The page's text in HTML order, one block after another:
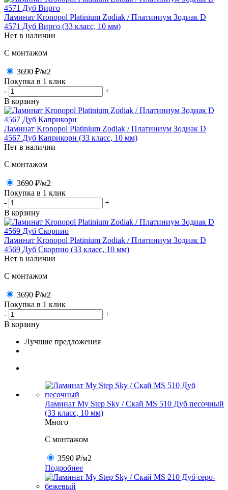
Ламинат Kronopol Platinium Zodiak / Платиниум Зодиак D
4571 Дуб Вирго (33 класс, 10 мм)
Нет в наличии
C монтажом
3690 ₽/м2
Покупка в 1 клик
-
+
В корзину
Ламинат Kronopol Platinium Zodiak / Платиниум Зодиак D
4567 Дуб Каприкорн (33 класс, 10 мм)
Нет в наличии
C монтажом
3690 ₽/м2
Покупка в 1 клик
-
+
В корзину
Ламинат Kronopol Platinium Zodiak / Платиниум Зодиак D
4569 Дуб Скорпио (33 класс, 10 мм)
Нет в наличии
C монтажом
3690 ₽/м2
Покупка в 1 клик
-
+
В корзину
Лучшие предложения
Ламинат My Step Sky / Скай MS 510 Дуб песочный
(33 класс, 10 мм)
Много
C монтажом
3590 ₽/м2
Подробнее